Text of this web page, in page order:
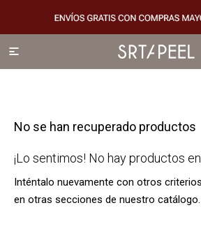

No se han recuperado productos
¡Lo sentimos! No hay productos
Inténtalo nuevamente con otros
en otras secciones de nuestro catálogo.